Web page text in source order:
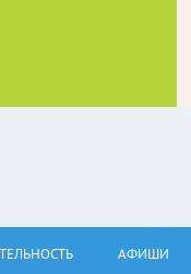
АФИШИ